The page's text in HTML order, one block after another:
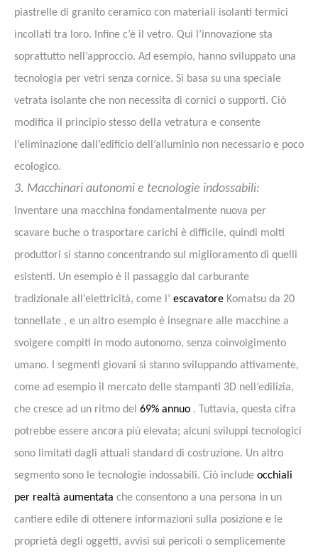
piastrelle di granito ceramico con materiali isolanti termici
incollati tra loro. Infine c’è il vetro. Qui l’innovazione sta
soprattutto nell’approccio. Ad esempio, hanno sviluppato una
tecnologia per vetri senza cornice. Si basa su una speciale
vetrata isolante che non necessita di cornici o supporti. Ciò
modifica il principio stesso della vetratura e consente
l’eliminazione dall’edificio dell’alluminio non necessario e poco
ecologico.
3. Macchinari autonomi e tecnologie indossabili:
Inventare una macchina fondamentalmente nuova per
scavare buche o trasportare carichi è difficile, quindi molti
produttori si stanno concentrando sul miglioramento di quelli
esistenti. Un esempio è il passaggio dal carburante
tradizionale all’elettricità, come l’ escavatore Komatsu da 20
tonnellate , e un altro esempio è insegnare alle macchine a
svolgere compiti in modo autonomo, senza coinvolgimento
umano. I segmenti giovani si stanno sviluppando attivamente,
come ad esempio il mercato delle stampanti 3D nell’edilizia,
che cresce ad un ritmo del 69% annuo . Tuttavia, questa cifra
potrebbe essere ancora più elevata; alcuni sviluppi tecnologici
sono limitati dagli attuali standard di costruzione. Un altro
segmento sono le tecnologie indossabili. Ciò include occhiali
per realtà aumentata che consentono a una persona in un
cantiere edile di ottenere informazioni sulla posizione e le
proprietà degli oggetti, avvisi sui pericoli o semplicemente